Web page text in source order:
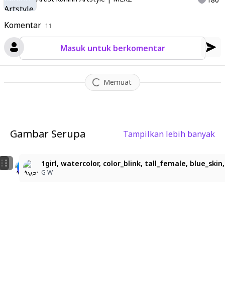
Komentar 11
Masuk untuk berkomentar
Memuat
Gambar Serupa Tampilkan lebih banyak
1girl, watercolor, color_blink, tall_female,
G W
1girl, white hair, horns, vertical pupils, dragon girl,
회색감자튀김
1girl, watercolor, color_blink, tall_female,
G W